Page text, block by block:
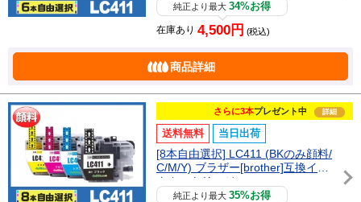
純正より最大34%お得
在庫あり 4,500円 (税込)
商品詳細
さらに3本プレゼント中 詳細
送料無料 当日出荷
[8本自由選択] LC411 (BKのみ顔料/
C/M/Y) ブラザー[brother]互換イン
クカートリッジ
純正より最大35%お得